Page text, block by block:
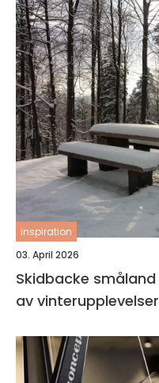
inspiration
03. April 2026
Skidbacke småland nära, familjärt och fullt
av vinterupplevelser